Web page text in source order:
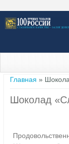
Вы здесь
Главная »
Шоколад